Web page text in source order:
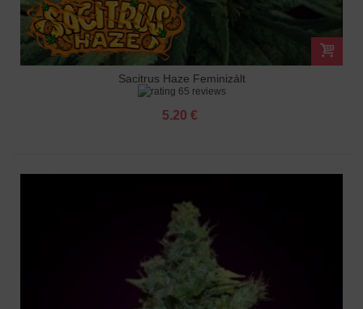
Sacitrus Haze Feminizált
65 reviews
5.20 €